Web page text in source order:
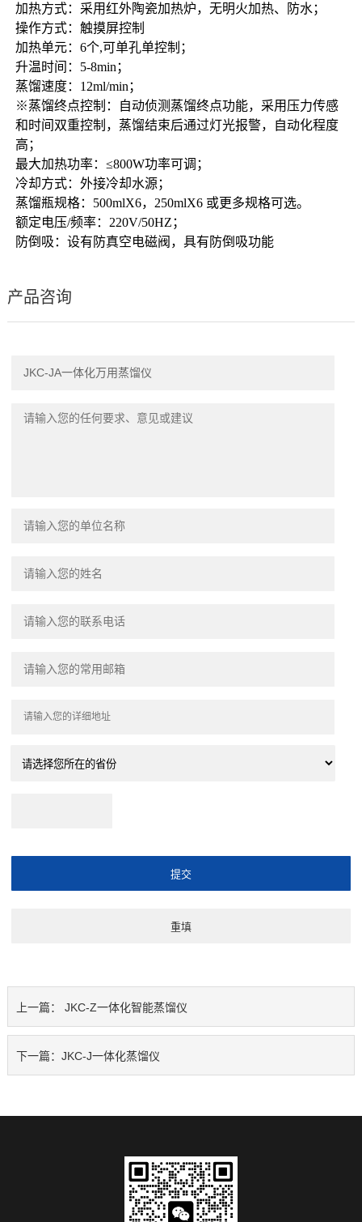
加热方式：采用红外陶瓷加热炉，无明火加热、防水；
操作方式：触摸屏控制
加热单元：6个,可单孔单控制；
升温时间：5-8min；
蒸馏速度：12ml/min；
※蒸馏终点控制：自动侦测蒸馏终点功能，采用压力传感
和时间双重控制，蒸馏结束后通过灯光报警，自动化程度
高；
最大加热功率：≤800W功率可调；
冷却方式：外接冷却水源；
蒸馏瓶规格：500mlX6，250mlX6 或更多规格可选。
额定电压/频率：220V/50HZ；
防倒吸：设有防真空电磁阀，具有防倒吸功能
产品咨询
上一篇： JKC-Z一体化智能蒸馏仪
下一篇： JKC-J一体化蒸馏仪